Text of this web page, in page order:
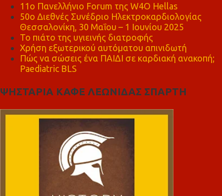
11ο Πανελλήνιο Forum της W4O Hellas
50ο Διεθνές Συνέδριο Ηλεκτροκαρδιολογίας
Θεσσαλονίκη, 30 Μαΐου – 1 Ιουνίου 2025
Το πιάτο της υγιεινής διατροφής
Χρήση εξωτερικού αυτόματου απινιδωτή
Πώς να σώσεις ένα ΠΑΙΔΙ σε καρδιακή ανακοπή;
Paediatric BLS
ΨΗΣΤΑΡΙΑ ΚΑΦΕ ΛΕΩΝΙΔΑΣ ΣΠΑΡΤΗ